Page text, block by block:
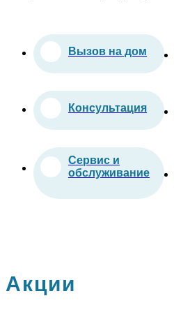
Вызов на дом
Консультация
Сервис и
обслуживание
Акции